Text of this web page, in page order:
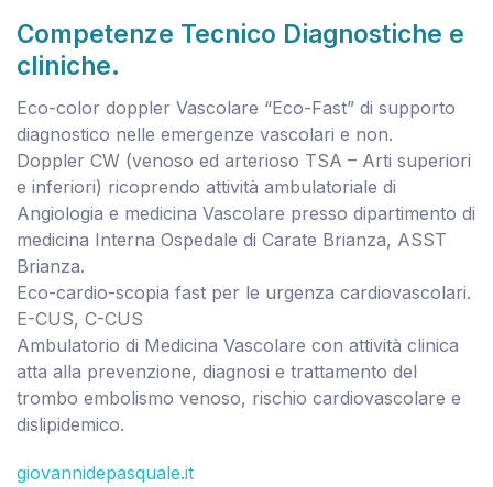
Competenze Tecnico Diagnostiche e
cliniche.
Eco-color doppler Vascolare “Eco-Fast” di supporto
diagnostico nelle emergenze vascolari e non.
Doppler CW (venoso ed arterioso TSA – Arti superiori
e inferiori) ricoprendo attività ambulatoriale di
Angiologia e medicina Vascolare presso dipartimento di
medicina Interna Ospedale di Carate Brianza, ASST
Brianza.
Eco-cardio-scopia fast per le urgenza cardiovascolari.
E-CUS, C-CUS
Ambulatorio di Medicina Vascolare con attività clinica
atta alla prevenzione, diagnosi e trattamento del
trombo embolismo venoso, rischio cardiovascolare e
dislipidemico.
giovannidepasquale.it